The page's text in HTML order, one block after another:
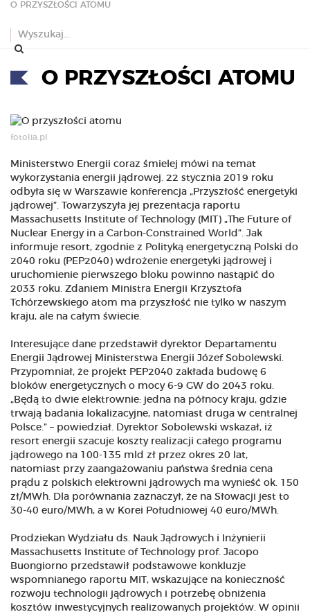
O PRZYSZŁOŚCI ATOMU
O PRZYSZŁOŚCI ATOMU
fotolia.pl
Ministerstwo Energii coraz śmielej mówi na temat
wykorzystania energii jądrowej. 22 stycznia 2019 roku
odbyła się w Warszawie konferencja „Przyszłość energetyki
jądrowej”. Towarzyszyła jej prezentacja raportu
Massachusetts Institute of Technology (MIT) „The Future of
Nuclear Energy in a Carbon-Constrained World”. Jak
informuje resort, zgodnie z Polityką energetyczną Polski do
2040 roku (PEP2040) wdrożenie energetyki jądrowej i
uruchomienie pierwszego bloku powinno nastąpić do
2033 roku. Zdaniem Ministra Energii Krzysztofa
Tchórzewskiego atom ma przyszłość nie tylko w naszym
kraju, ale na całym świecie.
Interesujące dane przedstawił dyrektor Departamentu
Energii Jądrowej Ministerstwa Energii Józef Sobolewski.
Przypomniał, że projekt PEP2040 zakłada budowę 6
bloków energetycznych o mocy 6-9 GW do 2043 roku.
„Będą to dwie elektrownie: jedna na północy kraju, gdzie
trwają badania lokalizacyjne, natomiast druga w centralnej
Polsce.” – powiedział. Dyrektor Sobolewski wskazał, iż
resort energii szacuje koszty realizacji całego programu
jądrowego na 100-135 mld zł przez okres 20 lat,
natomiast przy zaangażowaniu państwa średnia cena
prądu z polskich elektrowni jądrowych ma wynieść ok. 150
zł/MWh. Dla porównania zaznaczył, że na Słowacji jest to
30-40 euro/MWh, a w Korei Południowej 40 euro/MWh.
Prodziekan Wydziału ds. Nauk Jądrowych i Inżynierii
Massachusetts Institute of Technology prof. Jacopo
Buongiorno przedstawił podstawowe konkluzje
wspomnianego raportu MIT, wskazujące na konieczność
rozwoju technologii jądrowych i potrzebę obniżenia
kosztów inwestycyjnych realizowanych projektów. W opinii